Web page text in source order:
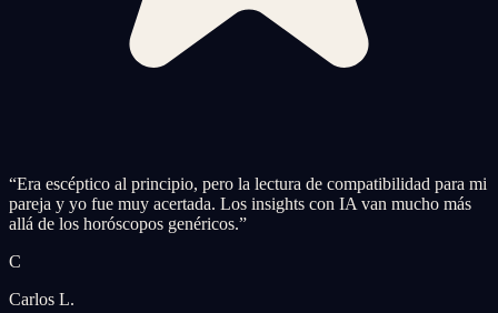
“Era escéptico al principio, pero la lectura de compatibilidad para mi
pareja y yo fue muy acertada. Los insights con IA van mucho más
allá de los horóscopos genéricos.”
C
Carlos L.